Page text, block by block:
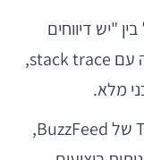
"יש דיווחים
שמשהו קורס" לבין תמונת מצב ברורה עם stack trace,
מלא.
גם באפליקציות תוכן כבדות כמו Tasty של BuzzFeed,